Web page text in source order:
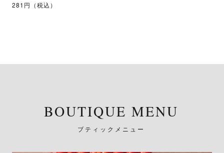
281円（税込）
BOUTIQUE MENU
ブティックメニュー